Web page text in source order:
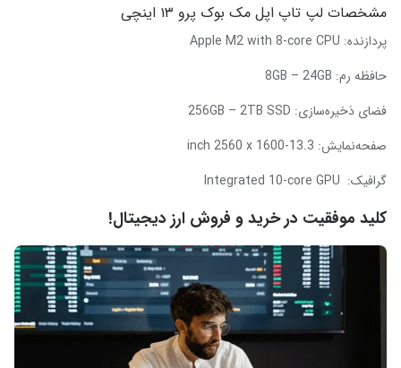
مشخصات لپ تاپ اپل مک بوک پرو ۱۳ اینچی
پردازنده: Apple M2 with 8-core CPU
حافظه رم: 8GB – 24GB
فضای ذخیره‌سازی: 256GB – 2TB SSD
صفحه‌نمایش: 13.3-inch 2560 x 1600
گرافیک: Integrated 10-core GPU
کلید موفقیت در خرید و فروش ارز دیجیتال!